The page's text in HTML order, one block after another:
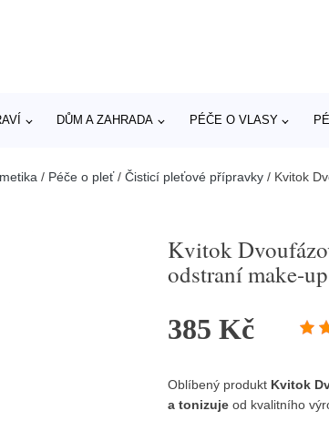
DŮM A ZAHRADA PÉČE O VLASY
/ Péče o pleť/ Čisticí pleťové přípravky / Kvitok
Kvitok
odstraní make-
385 Kč
Oblíbený produkt Kvitok
a tonizuje od kvalitního